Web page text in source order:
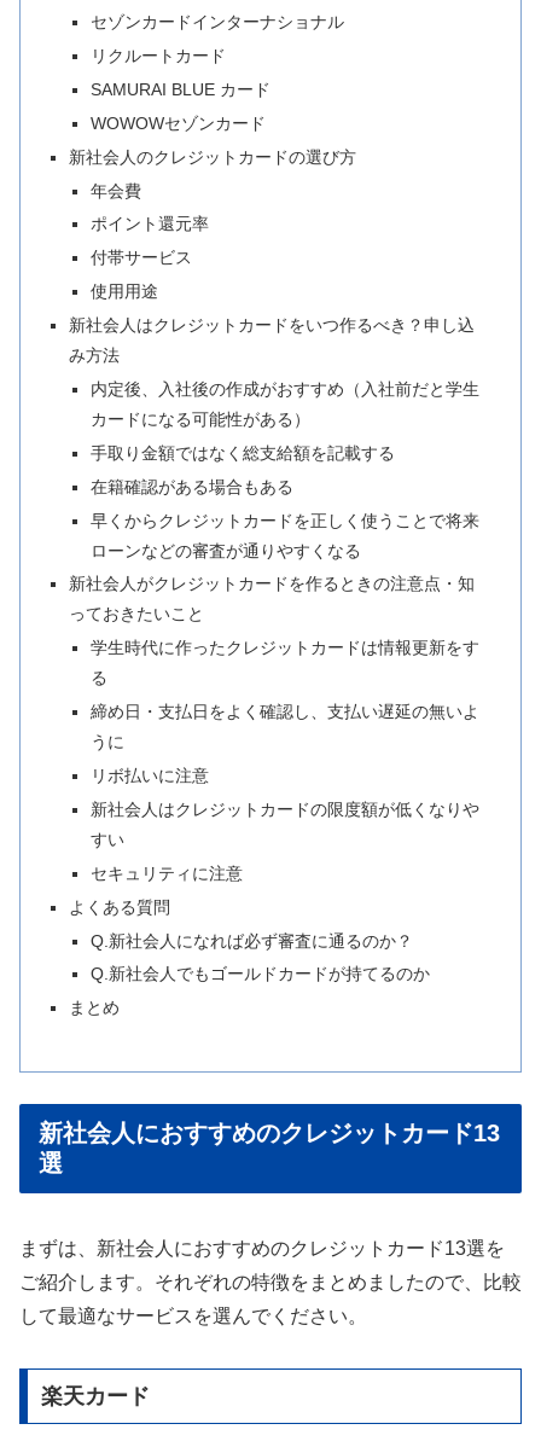
セゾンカードインターナショナル
リクルートカード
SAMURAI BLUE カード
WOWOWセゾンカード
新社会人のクレジットカードの選び方
年会費
ポイント還元率
付帯サービス
使用用途
新社会人はクレジットカードをいつ作るべき？申し込
み方法
内定後、入社後の作成がおすすめ（入社前だと学生
カードになる可能性がある）
手取り金額ではなく総支給額を記載する
在籍確認がある場合もある
早くからクレジットカードを正しく使うことで将来
ローンなどの審査が通りやすくなる
新社会人がクレジットカードを作るときの注意点・知
っておきたいこと
学生時代に作ったクレジットカードは情報更新をす
る
締め日・支払日をよく確認し、支払い遅延の無いよ
うに
リボ払いに注意
新社会人はクレジットカードの限度額が低くなりや
すい
セキュリティに注意
よくある質問
Q.新社会人になれば必ず審査に通るのか？
Q.新社会人でもゴールドカードが持てるのか
まとめ
新社会人におすすめのクレジットカード13
選
まずは、新社会人におすすめのクレジットカード13選を
ご紹介します。それぞれの特徴をまとめましたので、比較
して最適なサービスを選んでください。
楽天カード